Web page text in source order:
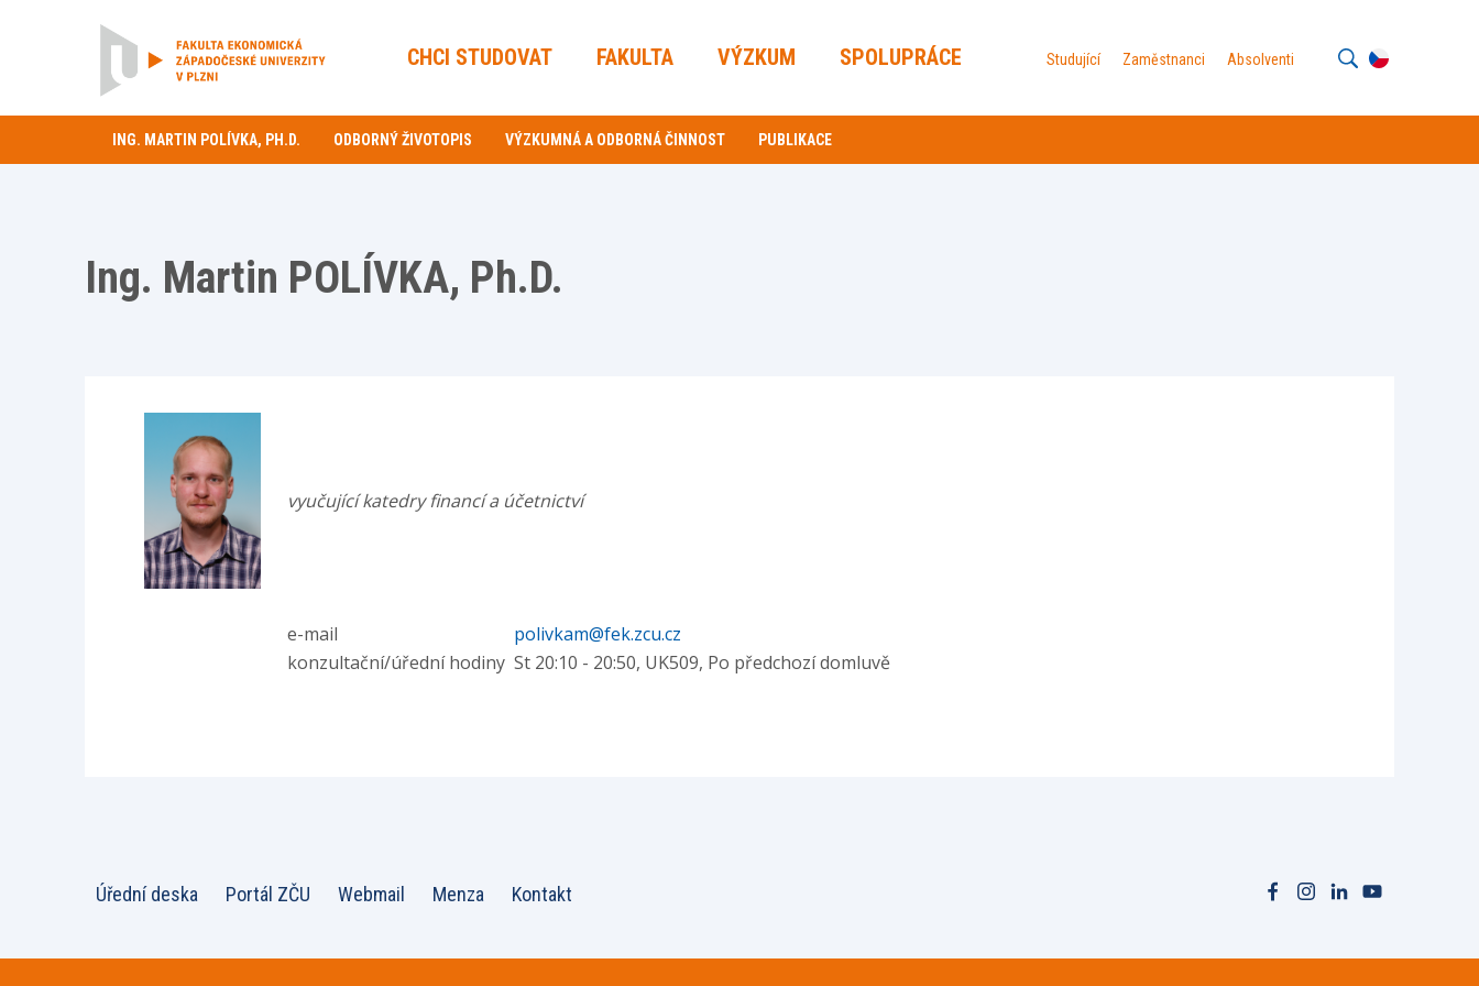
CHCI STUDOVAT FAKULTA VÝZKUM SPOLUPRÁCE Studující Zaměstnanci Absolventi
ING. MARTIN POLÍVKA, PH.D. ODBORNÝ ŽIVOTOPIS VÝZKUMNÁ A ODBORNÁ ČINNOST PUBLIKACE
Ing. Martin POLÍVKA, Ph.D.
vyučující katedry financí a účetnictví
e-mail
polivkam@fek.zcu.cz
konzultační/úřední hodiny St 20:10 - 20:50, UK509, Po předchozí domluvě
Úřední deska Portál ZČU Webmail Menza Kontakt